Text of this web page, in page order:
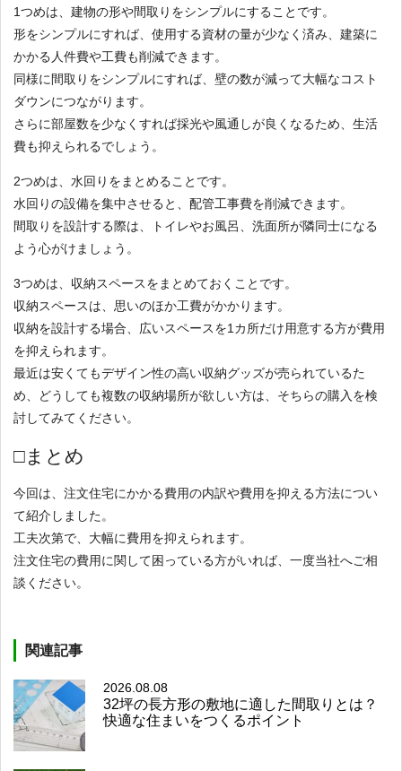
1つめは、建物の形や間取りをシンプルにすることです。
形をシンプルにすれば、使用する資材の量が少なく済み、建築に
かかる人件費や工費も削減できます。
同様に間取りをシンプルにすれば、壁の数が減って大幅なコスト
ダウンにつながります。
さらに部屋数を少なくすれば採光や風通しが良くなるため、生活
費も抑えられるでしょう。
2つめは、水回りをまとめることです。
水回りの設備を集中させると、配管工事費を削減できます。
間取りを設計する際は、トイレやお風呂、洗面所が隣同士になる
よう心がけましょう。
3つめは、収納スペースをまとめておくことです。
収納スペースは、思いのほか工費がかかります。
収納を設計する場合、広いスペースを1カ所だけ用意する方が費用
を抑えられます。
最近は安くてもデザイン性の高い収納グッズが売られているた
め、どうしても複数の収納場所が欲しい方は、そちらの購入を検
討してみてください。
□まとめ
今回は、注文住宅にかかる費用の内訳や費用を抑える方法につい
て紹介しました。
工夫次第で、大幅に費用を抑えられます。
注文住宅の費用に関して困っている方がいれば、一度当社へご相
談ください。
関連記事
2026.08.08
32坪の長方形の敷地に適した間取りとは？
快適な住まいをつくるポイント